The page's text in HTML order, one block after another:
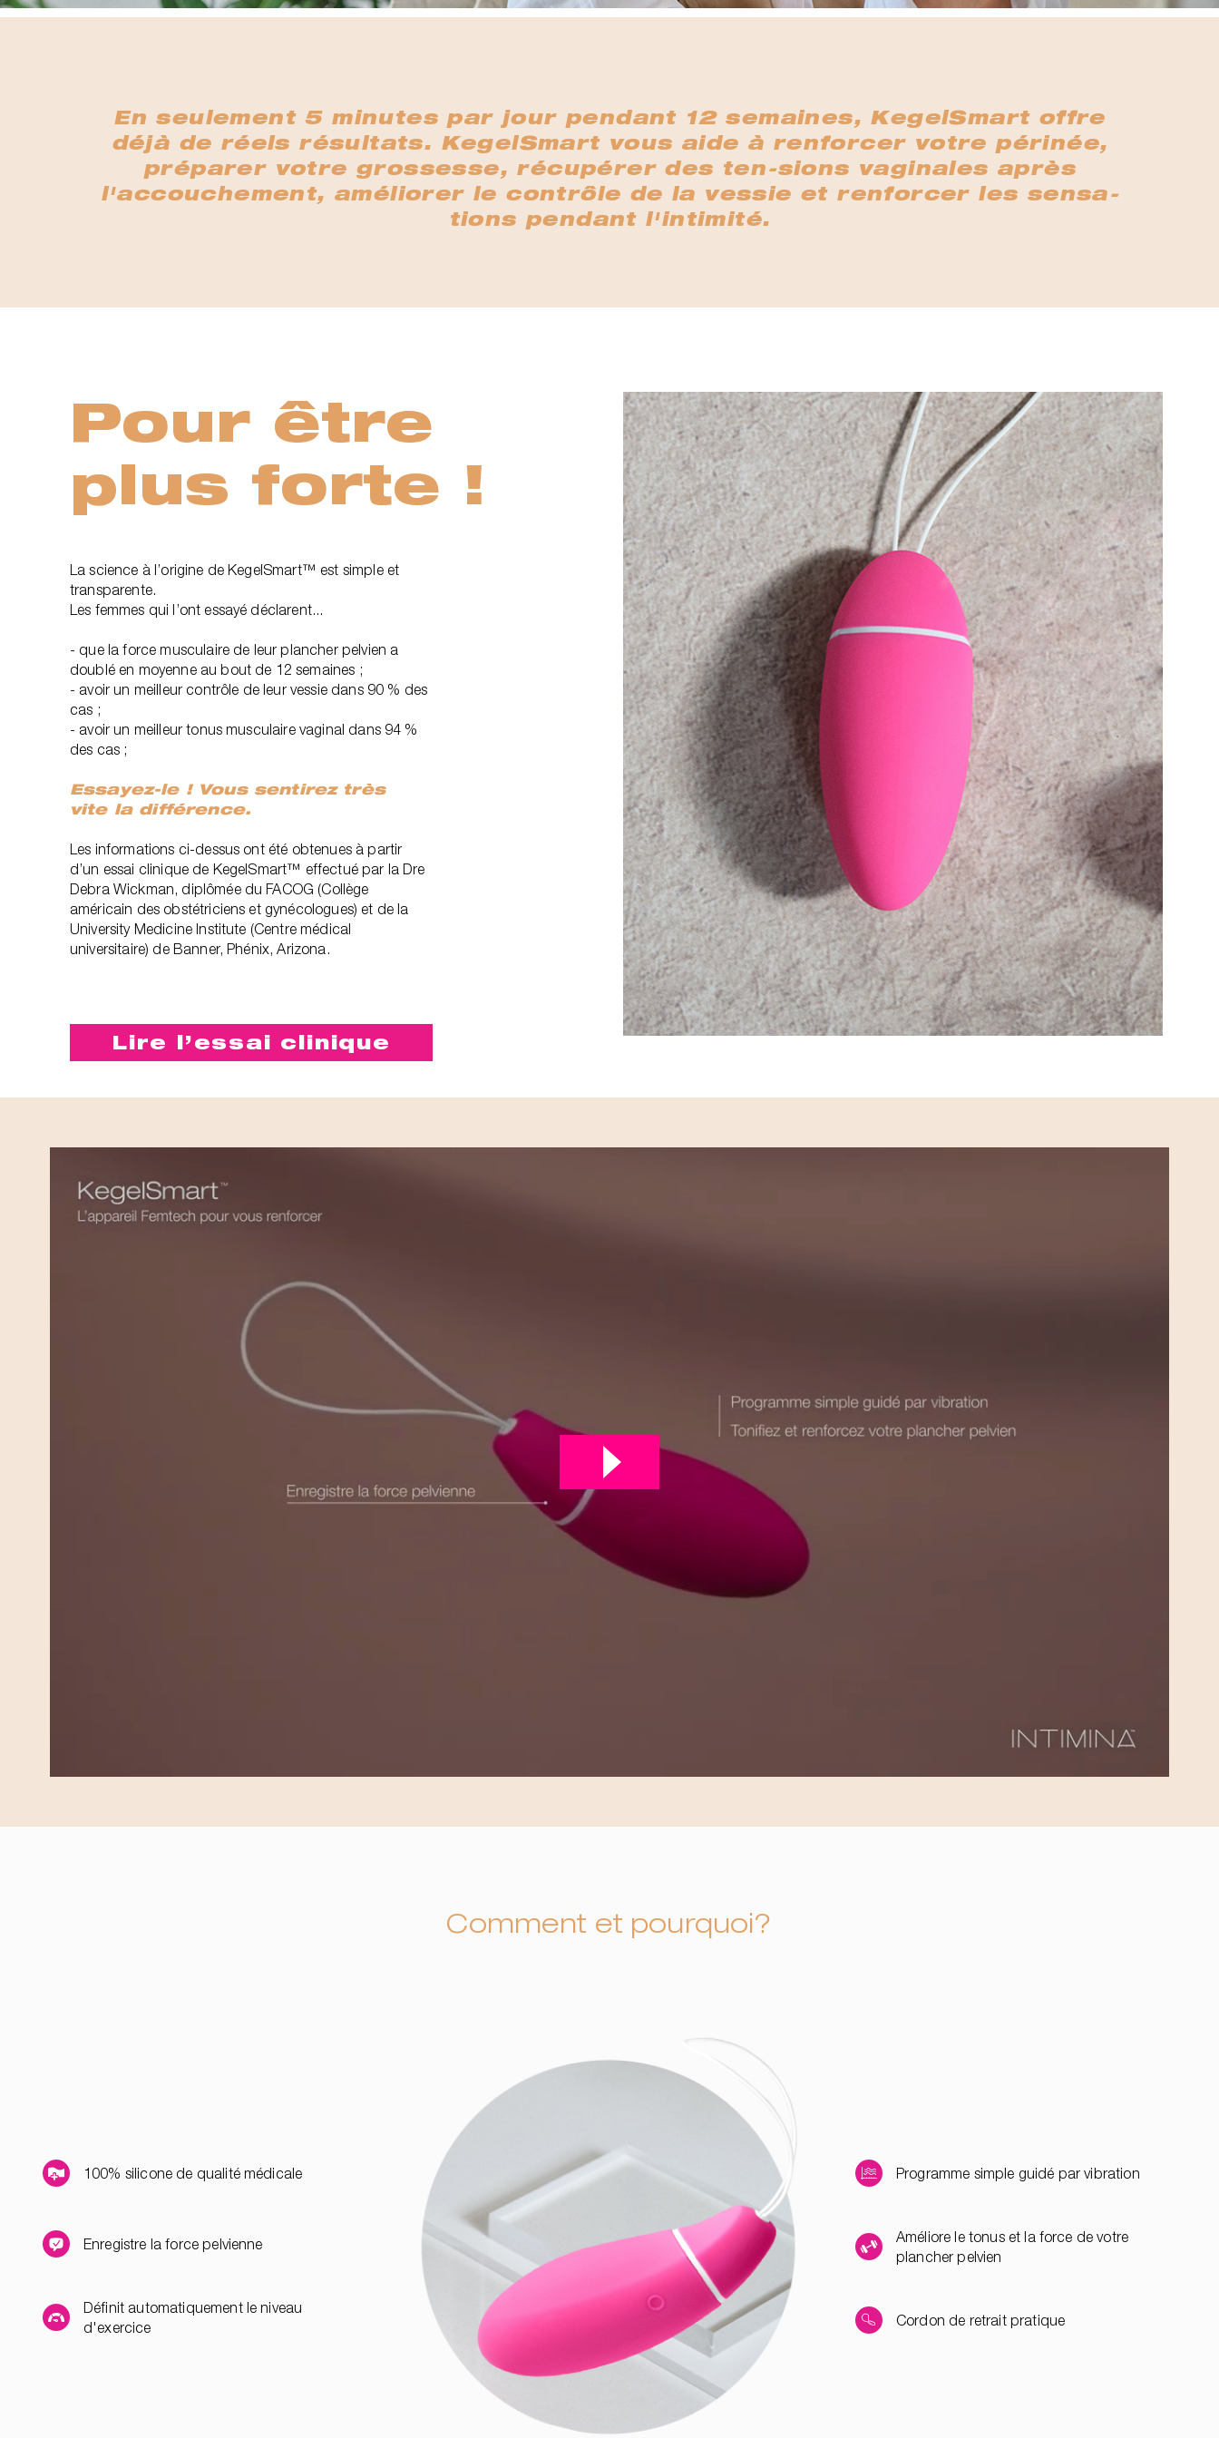
En seulement 5 minutes par jour pendant 12 semaines, KegelSmart offre
déjà de réels résultats. KegelSmart vous aide à renforcer votre périnée,
préparer votre grossesse, récupérer des ten-sions vaginales après
l'accouchement, améliorer le contrôle de la vessie et renforcer les sensa-
tions pendant l'intimité.
Pour être
plus forte !
La science à l’origine de KegelSmart™ est simple et
transparente.
Les femmes qui l’ont essayé déclarent...
- que la force musculaire de leur plancher pelvien a
doublé en moyenne au bout de 12 semaines ;
- avoir un meilleur contrôle de leur vessie dans 90 % des
cas ;
- avoir un meilleur tonus musculaire vaginal dans 94 %
des cas ;
Essayez-le ! Vous sentirez très
vite la différence.
Les informations ci-dessus ont été obtenues à partir
d’un essai clinique de KegelSmart™ effectué par la Dre
Debra Wickman, diplômée du FACOG (Collège
américain des obstétriciens et gynécologues) et de la
University Medicine Institute (Centre médical
universitaire) de Banner, Phénix, Arizona.‎
Lire l’essai clinique
Comment et pourquoi?
100% silicone de qualité médicale
Enregistre la force pelvienne
Définit automatiquement le niveau
d'exercice
Programme simple guidé par vibration
Améliore le tonus et la force de votre
plancher pelvien
Cordon de retrait pratique